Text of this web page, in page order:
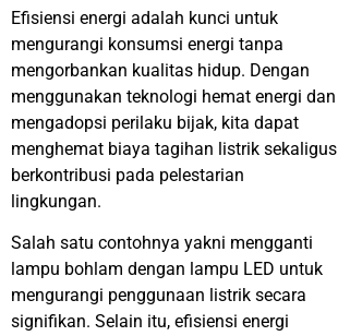
Efisiensi energi adalah kunci untuk
mengurangi konsumsi energi tanpa
mengorbankan kualitas hidup. Dengan
menggunakan teknologi hemat energi dan
mengadopsi perilaku bijak, kita dapat
menghemat biaya tagihan listrik sekaligus
berkontribusi pada pelestarian
lingkungan.
Salah satu contohnya yakni mengganti
lampu bohlam dengan lampu LED untuk
mengurangi penggunaan listrik secara
signifikan. Selain itu, efisiensi energi